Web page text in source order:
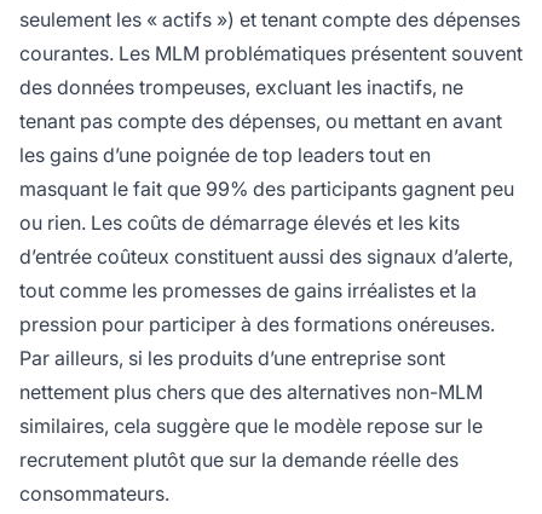
seulement les « actifs ») et tenant compte des dépenses
courantes. Les MLM problématiques présentent souvent
des données trompeuses, excluant les inactifs, ne
tenant pas compte des dépenses, ou mettant en avant
les gains d’une poignée de top leaders tout en
masquant le fait que 99% des participants gagnent peu
ou rien. Les coûts de démarrage élevés et les kits
d’entrée coûteux constituent aussi des signaux d’alerte,
tout comme les promesses de gains irréalistes et la
pression pour participer à des formations onéreuses.
Par ailleurs, si les produits d’une entreprise sont
nettement plus chers que des alternatives non-MLM
similaires, cela suggère que le modèle repose sur le
recrutement plutôt que sur la demande réelle des
consommateurs.